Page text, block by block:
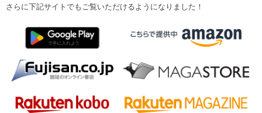
さらに下記サイトでもご覧いただけるようになりました！